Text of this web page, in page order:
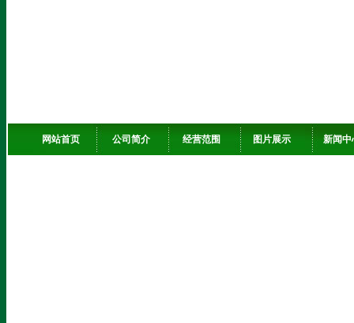
网站首页 公司简介 经营范围 图片展示 新闻中